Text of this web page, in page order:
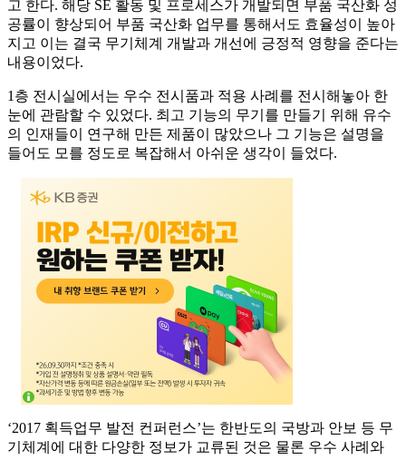
고 한다. 해당 SE 활동 및 프로세스가 개발되면 부품 국산화 성
공률이 향상되어 부품 국산화 업무를 통해서도 효율성이 높아
지고 이는 결국 무기체계 개발과 개선에 긍정적 영향을 준다는
내용이었다.
1층 전시실에서는 우수 전시품과 적용 사례를 전시해놓아 한
눈에 관람할 수 있었다. 최고 기능의 무기를 만들기 위해 유수
의 인재들이 연구해 만든 제품이 많았으나 그 기능은 설명을
들어도 모를 정도로 복잡해서 아쉬운 생각이 들었다.
‘2017 획득업무 발전 컨퍼런스’는 한반도의 국방과 안보 등 무
기체계에 대한 다양한 정보가 교류된 것은 물론 우수 사례와